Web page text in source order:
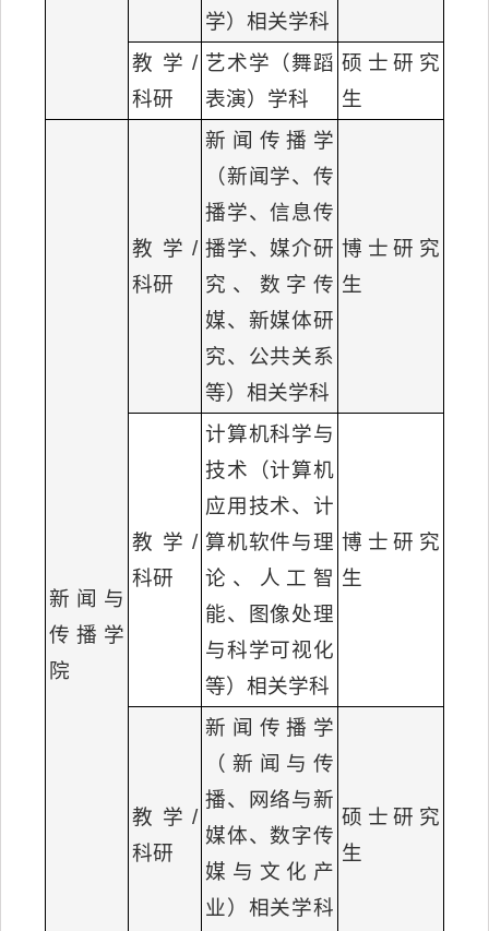
学）相关学科
教学/
科研
艺术学（舞蹈
表演）学科
硕士研究
生
新闻与
传播学
院
教学/
科研
新闻传播学
（新闻学、传
播学、信息传
播学、媒介研
究、数字传
媒、新媒体研
究、公共关系
等）相关学科
博士研究
生
教学/
科研
计算机科学与
技术（计算机
应用技术、计
算机软件与理
论、人工智
能、图像处理
与科学可视化
等）相关学科
博士研究
生
教学/
科研
新闻传播学
（新闻与传
播、网络与新
媒体、数字传
媒与文化产
业）相关学科
硕士研究
生